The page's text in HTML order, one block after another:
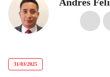
31/03/2025